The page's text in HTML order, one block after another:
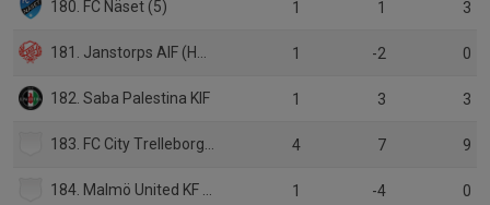
180. FC Näset (5) 1 1 3
181. Janstorps AIF (HJ Div.3) 1 -2 0
182. Saba Palestina KIF 1 3 3
183. FC City Trelleborg (5) 4 7 9
184. Malmö United KF (6) 1 -4 0